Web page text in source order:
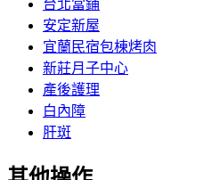
台北當鋪
安定新屋
宜蘭民宿包棟烤肉
新莊月子中心
產後護理
白內障
肝斑